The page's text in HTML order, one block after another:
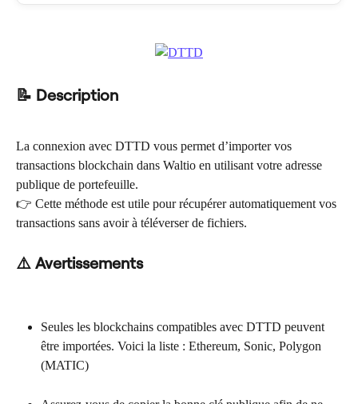
📝 Description
La connexion avec DTTD vous permet d’importer vos
transactions blockchain dans Waltio en utilisant votre adresse
publique de portefeuille.
👉 Cette méthode est utile pour récupérer automatiquement vos
transactions sans avoir à téléverser de fichiers.
⚠️ Avertissements
Seules les blockchains compatibles avec DTTD peuvent
être importées. Voici la liste : Ethereum, Sonic, Polygon
(MATIC)